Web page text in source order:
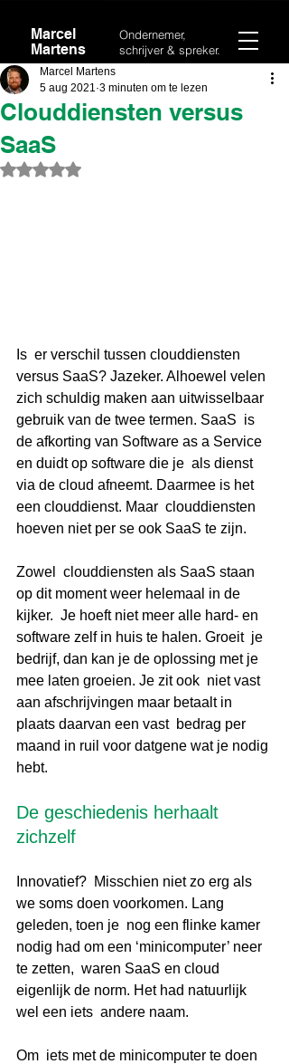
Marcel
Martens
Ondernemer,
schrijver & spreker.
Clouddiensten versus
SaaS
Marcel Martens
5 aug 2021 3 minuten om te lezen
Beoordeeld met NaN uit 5 sterren.
Is  er verschil tussen clouddiensten
versus SaaS? Jazeker. Alhoewel velen
zich schuldig maken aan uitwisselbaar
gebruik van de twee termen. SaaS  is
de afkorting van Software as a Service
en duidt op software die je  als dienst
via de cloud afneemt. Daarmee is het
een clouddienst. Maar  clouddiensten
hoeven niet per se ook SaaS te zijn.
Zowel  clouddiensten als SaaS staan
op dit moment weer helemaal in de
kijker.  Je hoeft niet meer alle hard- en
software zelf in huis te halen. Groeit  je
bedrijf, dan kan je de oplossing met je
mee laten groeien. Je zit ook  niet vast
aan afschrijvingen maar betaalt in
plaats daarvan een vast  bedrag per
maand in ruil voor datgene wat je nodig
hebt.
De geschiedenis herhaalt
zichzelf
Innovatief?  Misschien niet zo erg als
we soms doen voorkomen. Lang
geleden, toen je  nog een flinke kamer
nodig had om een ‘minicomputer’ neer
te zetten,  waren SaaS en cloud
eigenlijk de norm. Het had natuurlijk
wel een iets  andere naam.
Om  iets met de minicomputer te doen